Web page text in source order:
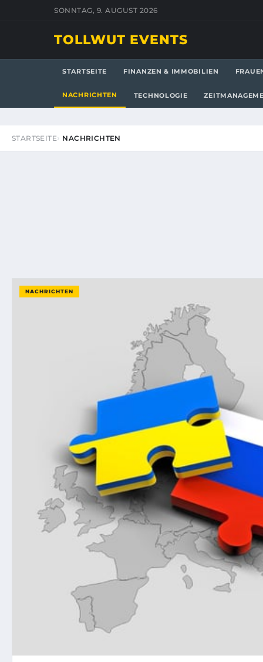
SONNTAG, 9. AUGUST 2026
TOLLWUT EVENTS
STARTSEITE FINANZEN & IMMOBILIEN
NACHRICHTEN TECHNOLOGIE
STARTSEITE NACHRICHTEN
NACHRICHTEN